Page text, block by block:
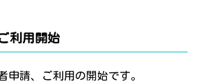
利用開始
申請、ご利用の開始です。